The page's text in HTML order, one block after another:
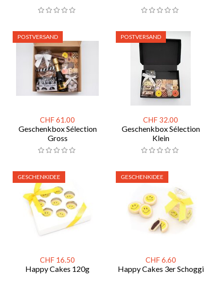
CHF 61.00
Geschenkbox Sélection
Gross
POSTVERSAND
CHF 32.00
Geschenkbox Sélection
Klein
POSTVERSAND
CHF 16.50
Happy Cakes 120g
GESCHENKIDEE
CHF 6.60
Happy Cakes 3er Schoggi
GESCHENKIDEE